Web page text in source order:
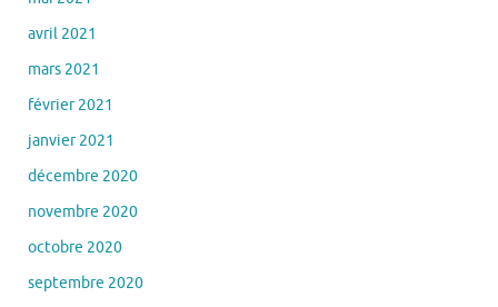
avril 2021
mars 2021
février 2021
janvier 2021
décembre 2020
novembre 2020
octobre 2020
septembre 2020